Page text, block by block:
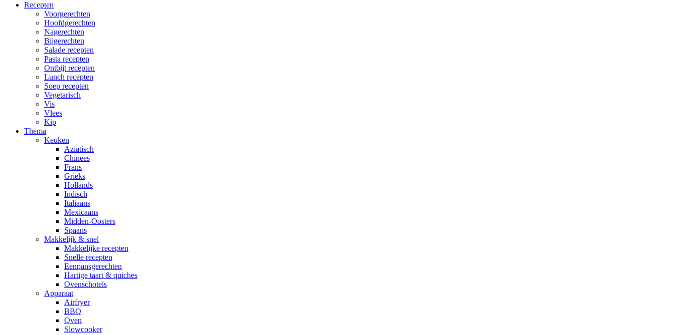
Recepten
Voorgerechten
Hoofdgerechten
Nagerechten
Bijgerechten
Salade recepten
Pasta recepten
Ontbijt recepten
Lunch recepten
Soep recepten
Vegetarisch
Vis
Vlees
Kip
Thema
Keuken
Aziatisch
Chinees
Frans
Grieks
Hollands
Indisch
Italiaans
Mexicaans
Midden-Oosters
Spaans
Makkelijk & snel
Makkelijke recepten
Snelle recepten
Eenpansgerechten
Hartige taart & quiches
Ovenschotels
Apparaat
Airfryer
BBQ
Oven
Slowcooker